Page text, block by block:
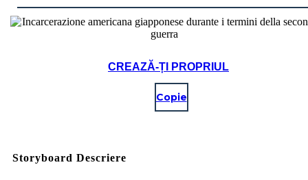
CREAZĂ-ȚI PROPRIUL
Copie
Storyboard Descriere